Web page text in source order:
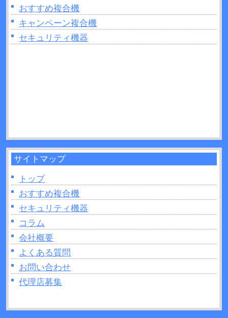
を行う場合のポイントを紹介！
2026年06月26日：複合機の印刷がうまくいかない
ときは読み取り部分（ガラス面）の掃除をしてみ
よう！
おすすめ複合機
キャンペーン複合機
セキュリティ機器
サイトマップ
トップ
おすすめ複合機
セキュリティ機器
コラム
会社概要
よくある質問
お問い合わせ
代理店募集